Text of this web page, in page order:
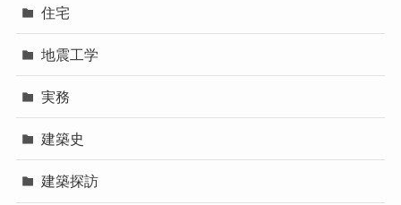
住宅
地震工学
実務
建築史
建築探訪